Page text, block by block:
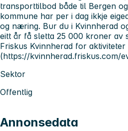
transporttilbod både til Bergen
kommune har per i dag ikkje
og næring. Bur du i Kvinnherad
eitt år få sletta 25 000 kroner av
Friskus Kvinnherad for
(https://kvinnherad.friskus.com/
Sektor
Offentlig
Annonsedata